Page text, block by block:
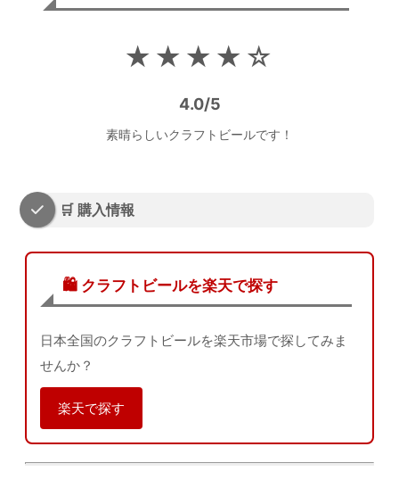
★★★★☆
4.0/5
素晴らしいクラフトビールです！
🛒 購入情報
🛍️ クラフトビールを楽天で探す
日本全国のクラフトビールを楽天市場で探してみま
せんか？
楽天で探す